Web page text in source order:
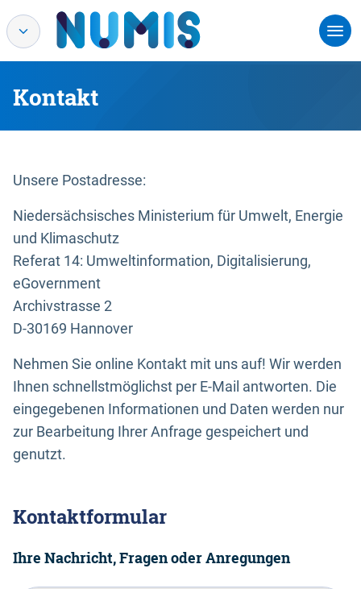
Kontakt
Unsere Postadresse:
Niedersächsisches Ministerium für Umwelt, Energie
und Klimaschutz
Referat 14: Umweltinformation, Digitalisierung,
eGovernment
Archivstrasse 2
D-30169 Hannover
Nehmen Sie online Kontakt mit uns auf! Wir werden
Ihnen schnellstmöglichst per E-Mail antworten. Die
eingegebenen Informationen und Daten werden nur
zur Bearbeitung Ihrer Anfrage gespeichert und
genutzt.
Kontaktformular
Ihre Nachricht, Fragen oder Anregungen